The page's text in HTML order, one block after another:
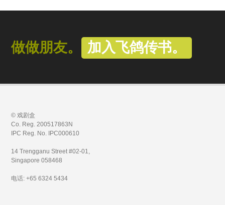
做做朋友。 加入飞鸽传书。
© 戏剧盒
Co. Reg. 200517863N
IPC Reg. No. IPC000610
14 Trengganu Street #02-01,
Singapore 058468
电话: +65 6324 5434